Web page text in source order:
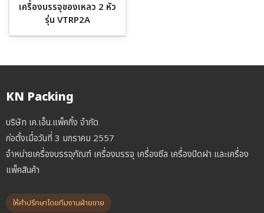
เครื่องบรรจุของเหลว 2 หัว
รุ่น VTRP2A
KN Packing
บริษัท เค.เอ็น.แพ็คกิ้ง จำกัด
ก่อตั้งเมื่อวันที่ 3 มกราคม 2557
จำหน่ายเครื่องบรรจุภัณฑ์ เครื่องบรรจุ เครื่องซีล เครื่องปิดฝา และเครื่อง
แพ็คสินค้า
ให้คำปรึกษาโดยทีมงานฝ่ายขาย